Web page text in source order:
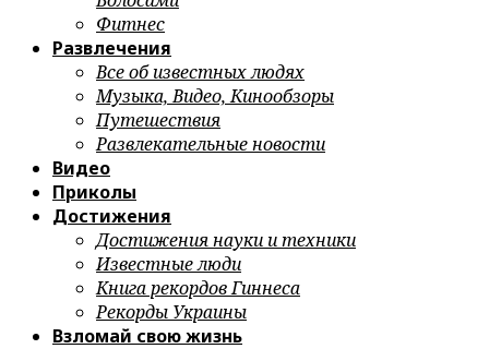
Фитнес
Развлечения
Все об известных людях
Музыка, Видео, Кинообзоры
Путешествия
Развлекательные новости
Видео
Приколы
Достижения
Достижения науки и техники
Известные люди
Книга рекордов Гиннеса
Рекорды Украины
Взломай свою жизнь